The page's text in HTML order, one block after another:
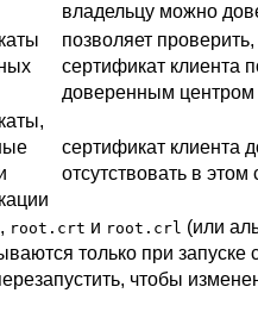
владельцу можно
позволяет проверить,
сертификат клиента
доверенным центром
сертификат клиента
отсутствовать в этом
, root.crt и root.crl (или
только при запуске
чтобы